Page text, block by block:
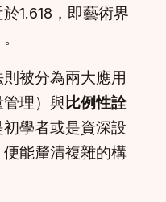
1.618，即藝術界
被分為兩大應用
管理）與比例性詮
初學者或是資深設
能釐清複雜的構